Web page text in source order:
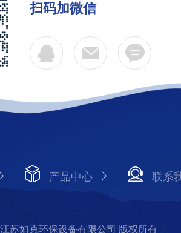
扫码加微信
产品中心 联系
苏如克环保设备有限公司 版权所有